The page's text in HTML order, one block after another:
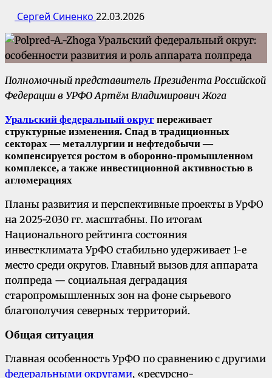
Сергей Синенко 22.03.2026
Полномочный представитель Президента Российской
Федерации в УРФО Артём Владимирович Жога
Уральский федеральный округ переживает
структурные изменения. Спад в традиционных
секторах — металлургии и нефтедобычи —
компенсируется ростом в оборонно-промышленном
комплексе, а также инвестиционной активностью в
агломерациях
Планы развития и перспективные проекты в УрФО
на 2025-2030 гг. масштабны. По итогам
Национального рейтинга состояния
инвестклимата УрФО стабильно удерживает 1-е
место среди округов. Главный вызов для аппарата
полпреда — социальная деградация
старопромышленных зон на фоне сырьевого
благополучия северных территорий.
Общая ситуация
Главная особенность УрФО по сравнению с другими
федеральными округами, «ресурсно-